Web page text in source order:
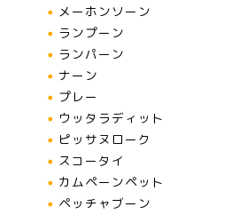
メーホンソーン
ランプーン
ランパーン
ナーン
プレー
ウッタラディット
ピッサヌローク
スコータイ
カムペーンペット
ペッチャブーン